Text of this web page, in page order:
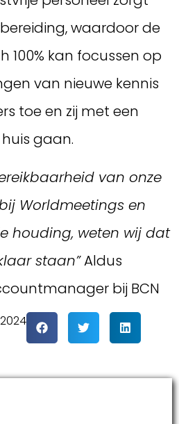
waardoor de
100% kan focussen op
van nieuwe kennis
toe en zij met een
gaan.
van onze
Worldmeetings en
houding, weten wij dat
staan”Aldus
bij BCN